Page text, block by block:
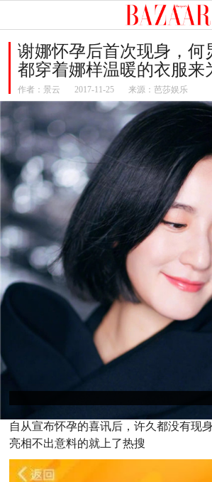
谢娜怀孕后首次现身，何
都穿着娜样温暖的衣服来
作者： 景云 2017-11-25 来源：芭莎娱乐
自 从宣布怀孕的喜讯后，许久都没有现
亮相不出意料的就上了热搜